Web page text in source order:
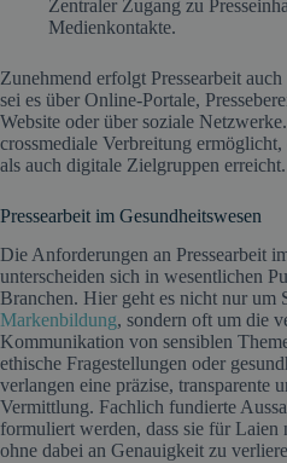
Zentraler Zugang zu
Medienkontakte.
Zunehmend erfolgt Pressearbeit
sei es über Online-Portale,
Website oder über soziale
crossmediale Verbreitung
als auch digitale Zielgruppen erreicht.
Pressearbeit im Gesundheitswesen
Die Anforderungen an Pressearbeit
unterscheiden sich in wesentlichen
Branchen. Hier geht es nicht nur um
Markenbildung, sondern oft um die
Kommunikation von sensiblen
ethische Fragestellungen oder
verlangen eine präzise, transparente
Vermittlung. Fachlich fundierte
formuliert werden, dass sie für Laien
ohne dabei an Genauigkeit zu